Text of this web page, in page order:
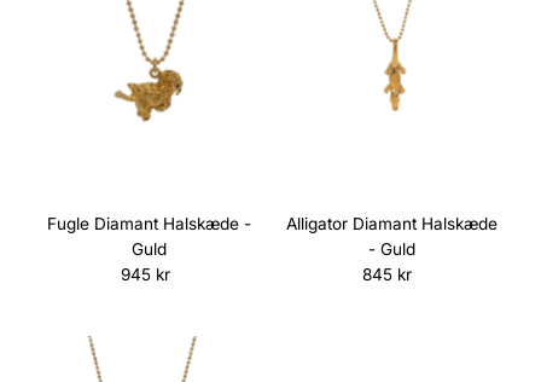
Fugle Diamant Halskæde -
Guld
Normalpris
945 kr
Alligator Diamant Halskæde
- Guld
Normalpris
845 kr